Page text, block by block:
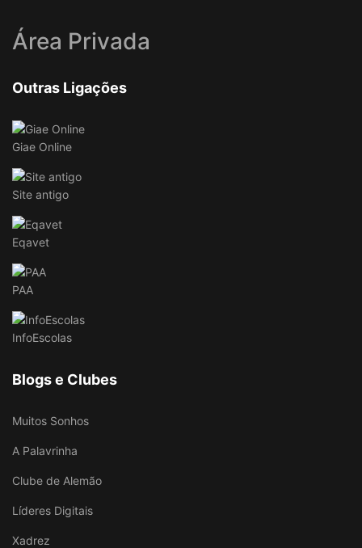
Área Privada
Outras Ligações
Giae Online
Site antigo
Eqavet
PAA
InfoEscolas
Blogs e Clubes
Muitos Sonhos
A Palavrinha
Clube de Alemão
Líderes Digitais
Xadrez